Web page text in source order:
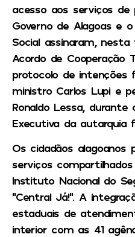
acesso aos serviços de
Governo de Alagoas e
Social assinaram,
Acordo de Cooperação
protocolo de intenções
ministro Carlos Lupi e
Ronaldo Lessa,
Executiva da autarquia
Os cidadãos
serviços
Instituto Nacional do
“Central Já!”. A
estaduais de
interior com as 41